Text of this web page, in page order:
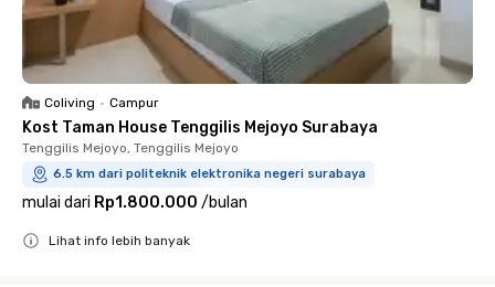
Coliving • Campur
Kost Taman House Tenggilis Mejoyo Surabaya
Tenggilis Mejoyo, Tenggilis Mejoyo
6.5 km dari politeknik elektronika negeri surabaya
mulai dari Rp1.800.000 /bulan
Lihat info lebih banyak